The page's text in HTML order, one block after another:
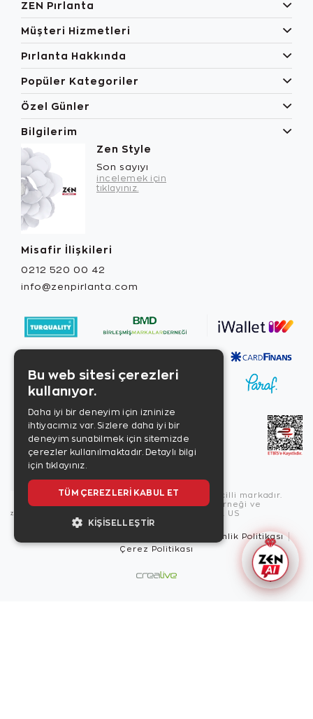
ZEN Pırlanta
Müşteri Hizmetleri
Pırlanta Hakkında
Popüler Kategoriler
Özel Günler
Bilgilerim
Zen Style
Son sayıyı
incelemek için
tıklayınız.
Misafir İlişkileri
0212 520 00 42
info@zenpirlanta.com
Copyright © 2026, Zen Diamond tescilli markadır.
Zen Diamond Birleşmiş Markalar Derneği ve
Turquality Destek Programı üyesidir. US
Güvenlik Politikası
Çerez Politikası
Bu web sitesi çerezleri
kullanıyor.
Daha iyi bir deneyim için izninize
ihtiyacımız var. Sizlere daha iyi bir
deneyim sunabilmek için sitemizde
çerezler kullanılmaktadır. Detaylı bilgi
için tıklayınız.
TÜM ÇEREZLERI KABUL ET
KIŞISELLEŞTIR